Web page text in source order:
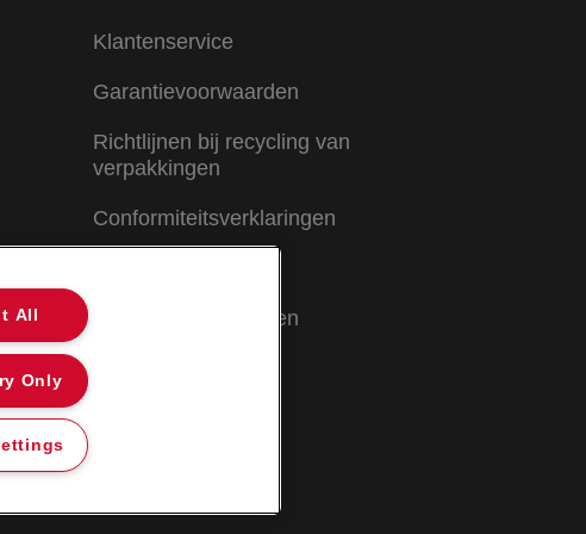
Klantenservice
Garantievoorwaarden
Richtlijnen bij recycling van
verpakkingen
Conformiteitsverklaringen
Garantievoorwaarden
All
Only